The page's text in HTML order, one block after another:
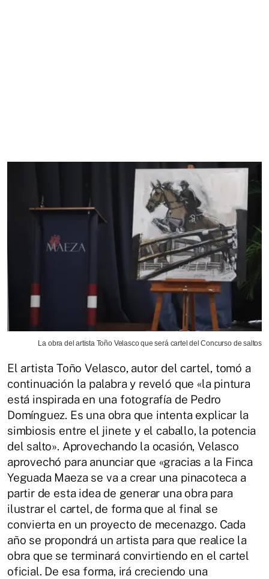
La obra del artista Toño Velasco que será cartel del Concurso de saltos
El artista Toño Velasco, autor del cartel, tomó a
continuación la palabra y reveló que «la pintura
está inspirada en una fotografía de Pedro
Domínguez. Es una obra que intenta explicar la
simbiosis entre el jinete y el caballo, la potencia
del salto». Aprovechando la ocasión, Velasco
aprovechó para anunciar que «gracias a la Finca
Yeguada Maeza se va a crear una pinacoteca a
partir de esta idea de generar una obra para
ilustrar el cartel, de forma que al final se
convierta en un proyecto de mecenazgo. Cada
año se propondrá un artista para que realice la
obra que se terminará convirtiendo en el cartel
oficial. De esa forma, irá creciendo una